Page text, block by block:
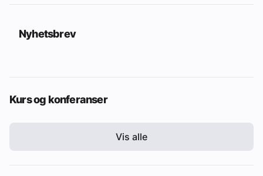
Nyhetsbrev
Kurs og konferanser
Vis alle